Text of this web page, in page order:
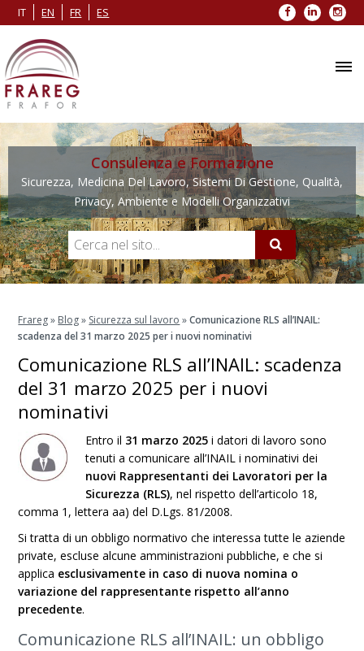
IT EN FR ES Facebook
LinkedIn
Consulenza e Formazione
Sicurezza, Medicina Del Lavoro, Sistemi Di Gestione, Qualità,
Privacy, Ambiente e Modelli Organizzativi
Frareg» Blog» Sicurezza sul lavoro »Comunicazione RLS all’INAIL:
scadenza del 31 marzo 2025 per i nuovi nominativi
Comunicazione RLS all’INAIL: scadenza
del 31 marzo 2025 per i nuovi
nominativi
Entro il 31 marzo 2025 i datori di lavoro sono
tenuti a comunicare all’INAIL i nominativi dei
nuovi Rappresentanti dei Lavoratori per la
Sicurezza (RLS), nel rispetto dell’articolo 18,
comma 1, lettera aa) del D.Lgs. 81/2008.
Si tratta di un obbligo normativo che interessa tutte le aziende
private, escluse alcune amministrazioni pubbliche, e che si
applica esclusivamente in caso di nuova nomina o
variazione del rappresentante rispetto all’anno
precedente.
Comunicazione RLS all’INAIL: un obbligo